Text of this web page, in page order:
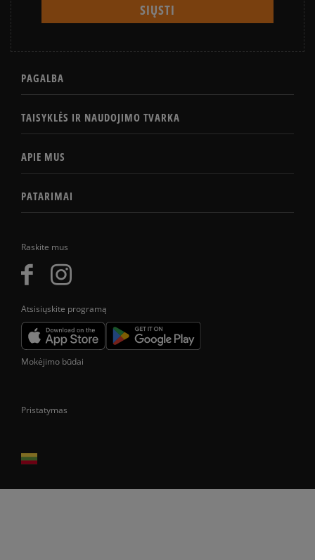
Raskite mus
Atsisiųskite programą
PAGALBA
TAISYKLĖS IR NAUDOJIMO TVARKA
APIE MUS
PATARIMAI
Mokėjimo būdai
Pristatymas